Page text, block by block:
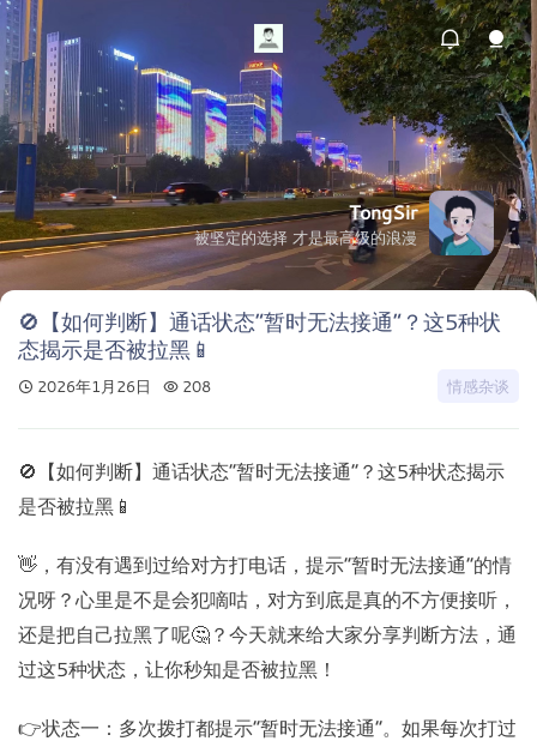
TongSir
被坚定的选择 才是最高级的浪漫
🚫【如何判断】通话状态“暂时无法接通”？这5种状
态揭示是否被拉黑📱
2026年1月26日 208 情感杂谈
🚫【如何判断】通话状态“暂时无法接通”？这5种状态揭示
是否被拉黑📱
👋，有没有遇到过给对方打电话，提示“暂时无法接通”的情
况呀？心里是不是会犯嘀咕，对方到底是真的不方便接听，
还是把自己拉黑了呢🤔？今天就来给大家分享判断方法，通
过这5种状态，让你秒知是否被拉黑！
👉状态一：多次拨打都提示“暂时无法接通”。如果每次打过